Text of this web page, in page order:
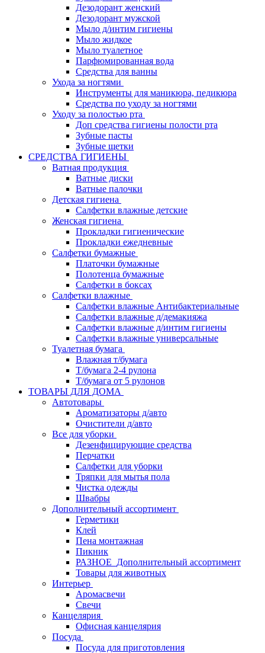
Дезодорант женский
Дезодорант мужской
Мыло д/интим гигиены
Мыло жидкое
Мыло туалетное
Парфюмированная вода
Средства для ванны
Ухода за ногтями
Инструменты для маникюра, педикюра
Средства по уходу за ногтями
Уходу за полостью рта
Доп средства гигиены полости рта
Зубные пасты
Зубные щетки
СРЕДСТВА ГИГИЕНЫ
Ватная продукция
Ватные диски
Ватные палочки
Детская гигиена
Салфетки влажные детские
Женская гигиена
Прокладки гигиенические
Прокладки ежедневные
Салфетки бумажные
Платочки бумажные
Полотенца бумажные
Салфетки в боксах
Салфетки влажные
Салфетки влажные Антибактериальные
Салфетки влажные д/демакияжа
Салфетки влажные д/интим гигиены
Салфетки влажные универсальные
Туалетная бумага
Влажная т/бумага
Т/бумага 2-4 рулона
Т/бумага от 5 рулонов
ТОВАРЫ ДЛЯ ДОМА
Автотовары
Ароматизаторы д/авто
Очистители д/авто
Все для уборки
Дезенфицирующие средства
Перчатки
Салфетки для уборки
Тряпки для мытья пола
Чистка одежды
Швабры
Дополнительный ассортимент
Герметики
Клей
Пена монтажная
Пикник
РАЗНОЕ_Дополнительный ассортимент
Товары для животных
Интерьер
Аромасвечи
Свечи
Канцелярия
Офисная канцелярия
Посуда
Посуда для приготовления